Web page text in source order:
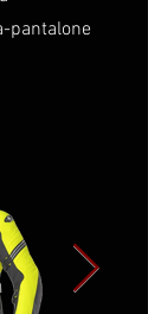
pantalone